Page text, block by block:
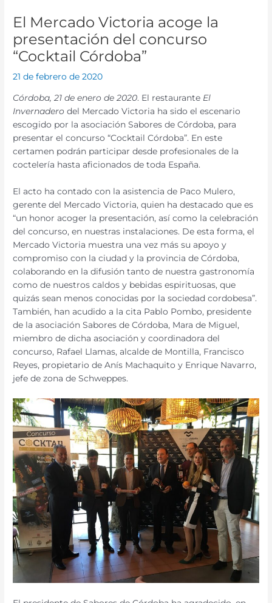
El Mercado Victoria acoge la
presentación del concurso
“Cocktail Córdoba”
21 de febrero de 2020
Córdoba, 21 de enero de 2020. El restaurante El
Invernadero del Mercado Victoria ha sido el escenario
escogido por la asociación Sabores de Córdoba, para
presentar el concurso “Cocktail Córdoba”. En este
certamen podrán participar desde profesionales de la
coctelería hasta aficionados de toda España.
El acto ha contado con la asistencia de Paco Mulero,
gerente del Mercado Victoria, quien ha destacado que es
“un honor acoger la presentación, así como la celebración
del concurso, en nuestras instalaciones. De esta forma, el
Mercado Victoria muestra una vez más su apoyo y
compromiso con la ciudad y la provincia de Córdoba,
colaborando en la difusión tanto de nuestra gastronomía
como de nuestros caldos y bebidas espirituosas, que
quizás sean menos conocidas por la sociedad cordobesa”.
También, han acudido a la cita Pablo Pombo, presidente
de la asociación Sabores de Córdoba, Mara de Miguel,
miembro de dicha asociación y coordinadora del
concurso, Rafael Llamas, alcalde de Montilla, Francisco
Reyes, propietario de Anís Machaquito y Enrique Navarro,
jefe de zona de Schweppes.